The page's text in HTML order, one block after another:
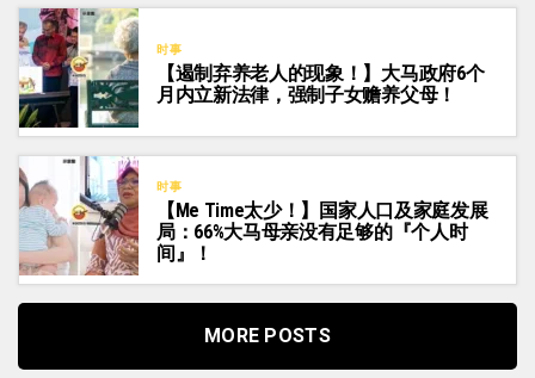
时事
【遏制弃养老人的现象！】大马政府6个
月内立新法律，强制子女赡养父母！
时事
【Me Time太少！】国家人口及家庭发展
局：66%大马母亲没有足够的『个人时
间』！
MORE POSTS